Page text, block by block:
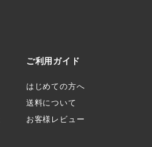
ご利用ガイド
はじめての方へ
送料について
お客様レビュー